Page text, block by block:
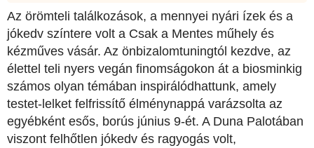
Az örömteli találkozások, a mennyei nyári ízek és a
jókedv színtere volt a Csak a Mentes műhely és
kézműves vásár. Az önbizalomtuningtól kezdve, az
élettel teli nyers vegán finomságokon át a biosminkig
számos olyan témában inspirálódhattunk, amely
testet-lelket felfrissítő élménynappá varázsolta az
egyébként esős, borús június 9-ét. A Duna Palotában
viszont felhőtlen jókedv és ragyogás volt,